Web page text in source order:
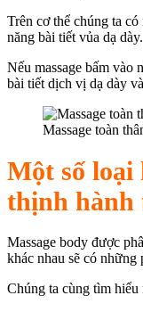
Trên cơ thể chúng ta
năng bài tiết vủa dạ dày.
Nếu massage bấm vào
bài tiết dịch vị dạ dày
Massage toàn
Một số loại
thịnh hành
Massage body được
khác nhau sẽ có những
Chúng ta cùng tìm hiểu